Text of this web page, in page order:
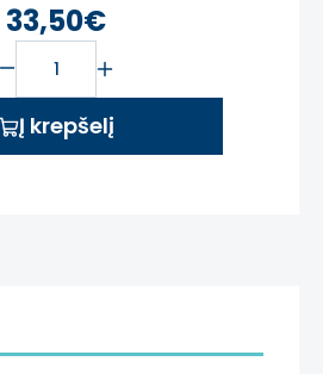
33,50€
Į krepšelį